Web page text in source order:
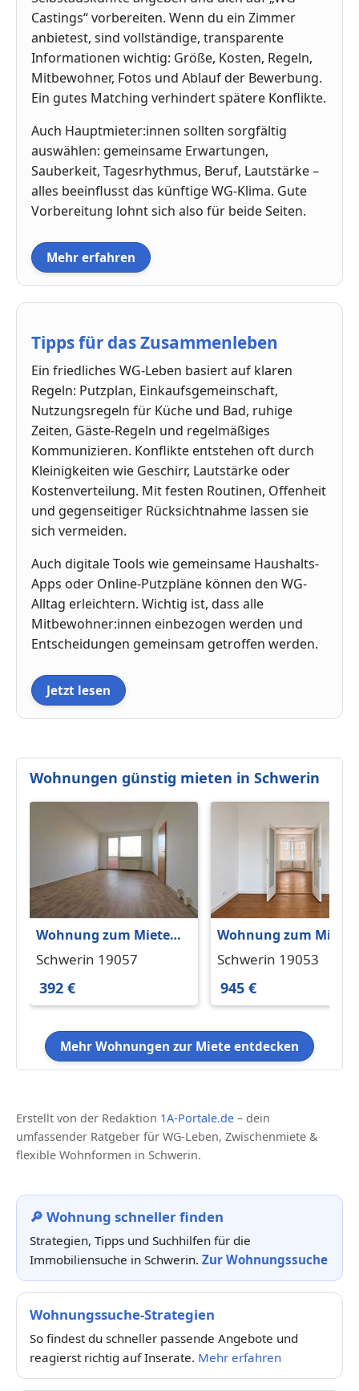
Castings“ vorbereiten. Wenn du ein Zimmer
anbietest, sind vollständige, transparente
Informationen wichtig: Größe, Kosten, Regeln,
Mitbewohner, Fotos und Ablauf der Bewerbung.
Ein gutes Matching verhindert spätere Konflikte.
Auch Hauptmieter:innen sollten sorgfältig
auswählen: gemeinsame Erwartungen,
Sauberkeit, Tagesrhythmus, Beruf, Lautstärke –
alles beeinflusst das künftige WG-Klima. Gute
Vorbereitung lohnt sich also für beide Seiten.
Mehr erfahren
Tipps für das Zusammenleben
Ein friedliches WG-Leben basiert auf klaren
Regeln: Putzplan, Einkaufsgemeinschaft,
Nutzungsregeln für Küche und Bad, ruhige
Zeiten, Gäste-Regeln und regelmäßiges
Kommunizieren. Konflikte entstehen oft durch
Kleinigkeiten wie Geschirr, Lautstärke oder
Kostenverteilung. Mit festen Routinen, Offenheit
und gegenseitiger Rücksichtnahme lassen sie
sich vermeiden.
Auch digitale Tools wie gemeinsame Haushalts-
Apps oder Online-Putzpläne können den WG-
Alltag erleichtern. Wichtig ist, dass alle
Mitbewohner:innen einbezogen werden und
Entscheidungen gemeinsam getroffen werden.
Jetzt lesen
Wohnungen günstig mieten in Schwerin
Wohnung zum Mieten
in Schwerin 392 € 56.42
Schwerin 19057
392 €
Wohnung zum Mieten
in Schwerin 945 € 80
Schwerin 19053
945 €
Mehr Wohnungen zur Miete entdecken
Erstellt von der Redaktion 1A-Portale.de – dein
umfassender Ratgeber für WG-Leben, Zwischenmiete &
flexible Wohnformen in Schwerin.
🔎 Wohnung schneller finden
Strategien, Tipps und Suchhilfen für die
Immobiliensuche in Schwerin. Zur Wohnungssuche
Wohnungssuche-Strategien
So findest du schneller passende Angebote und
reagierst richtig auf Inserate. Mehr erfahren